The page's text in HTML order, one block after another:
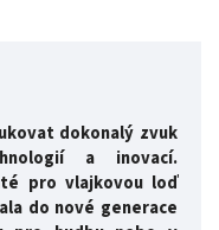
dokonalý zvuk
a inovací.
pro vlajkovou loď
do nové generace